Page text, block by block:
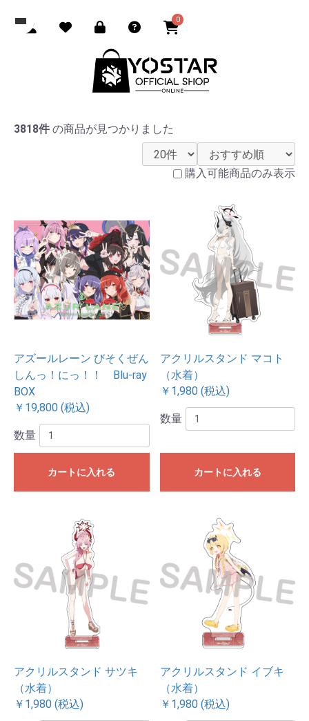
0
3818件 の商品が見つかりました
購入可能商品のみ表示
アズールレーン びそくぜん
しんっ！にっ！！ Blu-ray
BOX
￥19,800 (税込)
数量
カートに入れる
アクリルスタンド マコト
（水着）
￥1,980 (税込)
数量
カートに入れる
アクリルスタンド サツキ
（水着）
￥1,980 (税込)
アクリルスタンド イブキ
（水着）
￥1,980 (税込)